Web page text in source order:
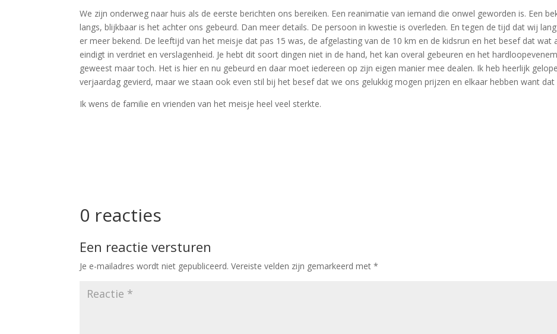
We zijn onderweg naar huis als de eerste berichten ons bereiken. Een reanimatie van iemand die onwel geworden is. Een
langs, blijkbaar is het achter ons gebeurd. Dan meer details. De persoon in kwestie is overleden. En tegen de tijd dat wij
er meer bekend. De leeftijd van het meisje dat pas 15 was, de afgelasting van de 10 km en de kidsrun en het besef dat wat
eindigt in verdriet en verslagenheid. Je hebt dit soort dingen niet in de hand, het kan overal gebeuren en het
geweest maar toch. Het is hier en nu gebeurd en daar moet iedereen op zijn eigen manier mee dealen. Ik heb heerlijk
verjaardag gevierd, maar we staan ook even stil bij het besef dat we ons gelukkig mogen prijzen en elkaar hebben want dat
Ik wens de familie en vrienden van het meisje heel veel sterkte.
0 reacties
Een reactie versturen
Je e-mailadres wordt niet gepubliceerd. Vereiste velden zijn gemarkeerd met*